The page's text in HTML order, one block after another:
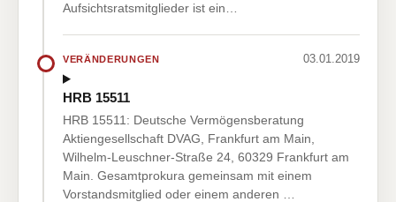
Aufsichtsratsmitglieder ist ein…
VERÄNDERUNGEN 03.01.2019
HRB 15511
HRB 15511: Deutsche Vermögensberatung
Aktiengesellschaft DVAG, Frankfurt am Main,
Wilhelm-Leuschner-Straße 24, 60329 Frankfurt am
Main. Gesamtprokura gemeinsam mit einem
Vorstandsmitglied oder einem anderen …